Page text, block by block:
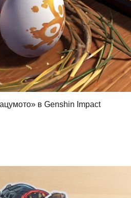
в Genshin Impact